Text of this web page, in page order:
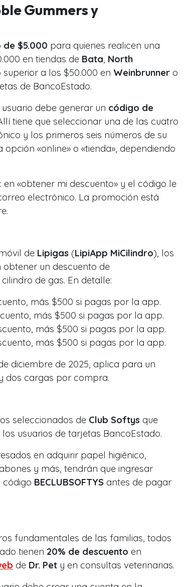
Gummers y
de $5.000 para quienes realicen una
en tiendas de Bata North
superior a los $50.000 en Weinbrunner o
de BancoEstado.
debe generar un código de
tiene que seleccionar una de las cuatro
y los primeros seis números de su
«online» o «tienda», dependiendo
«obtener mi descuento» y el código le
electrónico. La promoción está
de Lipigas (LipiApp MiCilindro), los
obtener un descuento de
de gas. En detalle:
más $500 si pagas por la app.
más $500 si pagas por la app.
más $500 si pagas por la app.
más $500 si pagas por la app.
diciembre de 2025, aplica para un
dos cargas por compra.
seleccionados de Club Softys que
usuarios de tarjetas BancoEstado.
en adquirir papel higiénico,
y más, tendrán que ingresar
código BECLUBSOFTYS antes de pagar
fundamentales de las familias, todos
tienen 20% de descuento en
de Dr. Pet y en consultas veterinarias.